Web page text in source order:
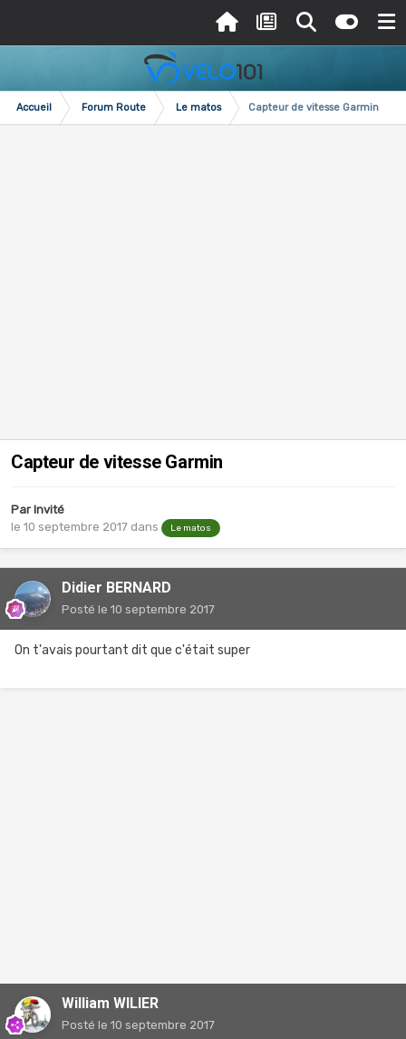
Accueil Forum Route Le matos Capteur de vitesse Garmin
Capteur de vitesse Garmin
Par Invité
le 10 septembre 2017 dans Le matos
Didier BERNARD
Posté le 10 septembre 2017
On t'avais pourtant dit que c'était super
William WILIER
Posté le 10 septembre 2017